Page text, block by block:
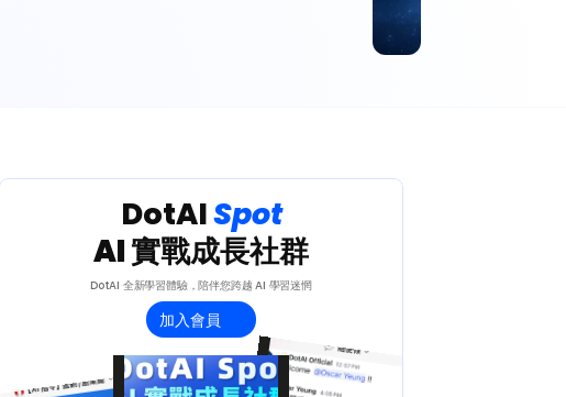
DotAI Spot
AI 實戰成長社群
DotAI 全新學習體驗，陪伴您跨越 AI 學習迷惘
加入會員